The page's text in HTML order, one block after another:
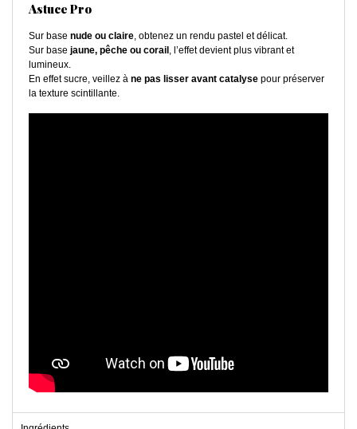
Astuce Pro
Sur base nude ou claire, obtenez un rendu pastel et délicat.
Sur base jaune, pêche ou corail , l’effet devient plus vibrant et
lumineux.
En effet sucre, veillez à ne pas lisser avant catalyse pour préserver
la texture scintillante.